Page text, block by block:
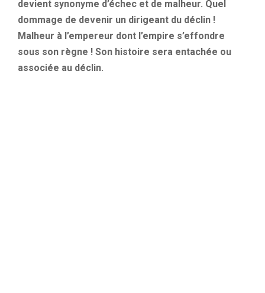
devient synonyme d’échec et de malheur. Quel
dommage de devenir un dirigeant du déclin !
Malheur à l’empereur dont l’empire s’effondre
sous son règne ! Son histoire sera entachée ou
associée au déclin.